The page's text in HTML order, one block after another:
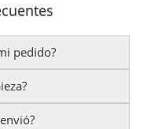
pedido?
estimado de
tu pedido antes de